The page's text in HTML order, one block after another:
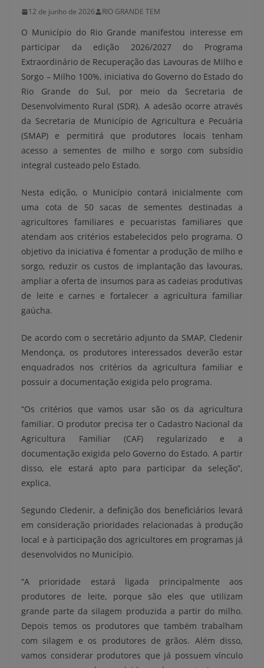
12 de junho de 2026 RIO GRANDE TEM
O Município do Rio Grande manifestou interesse em
participar da edição 2026/2027 do Programa
Extraordinário de Recuperação das Lavouras de Milho e
Sorgo – Milho 100%, iniciativa do Governo do Estado do
Rio Grande do Sul, por meio da Secretaria de
Desenvolvimento Rural (SDR). A adesão ocorre através
da Secretaria de Município de Agricultura e Pecuária
(SMAP) e permitirá que produtores locais tenham
acesso a sementes de milho e sorgo com subsídio
integral custeado pelo Estado.
Nesta edição, o Município contará inicialmente com
uma cota de 50 sacas de sementes destinadas a
agricultores familiares e pecuaristas familiares que
atendam aos critérios estabelecidos pelo programa. O
objetivo da iniciativa é fomentar a produção de milho e
sorgo, reduzir os custos de implantação das lavouras,
ampliar a oferta de insumos para as cadeias produtivas
de leite e carnes e fortalecer a agricultura familiar
gaúcha.
De acordo com o secretário adjunto da SMAP, Cledenir
Mendonça, os produtores interessados deverão estar
enquadrados nos critérios da agricultura familiar e
possuir a documentação exigida pelo programa.
“Os critérios que vamos usar são os da agricultura
familiar. O produtor precisa ter o Cadastro Nacional da
Agricultura Familiar (CAF) regularizado e a
documentação exigida pelo Governo do Estado. A partir
disso, ele estará apto para participar da seleção”,
explica.
Segundo Cledenir, a definição dos beneficiários levará
em consideração prioridades relacionadas à produção
local e à participação dos agricultores em programas já
desenvolvidos no Município.
“A prioridade estará ligada principalmente aos
produtores de leite, porque são eles que utilizam
grande parte da silagem produzida a partir do milho.
Depois temos os produtores que também trabalham
com silagem e os produtores de grãos. Além disso,
vamos considerar produtores que já possuem vínculo